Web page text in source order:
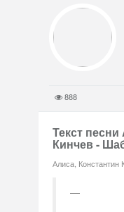
888
Текст
Кинчев -
Алиса,